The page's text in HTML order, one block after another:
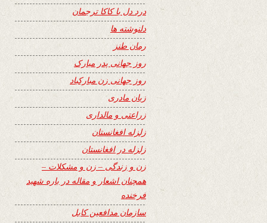
درد دل با کاکا ترجمان
دلنوشته ها
رمان طنز
روز جهانی پدر مبارک
روز جهانی زن مبارکباد
زبان مادری
زراعتی و مالداری
زلزله افغانستان
زلزله در افغانستان
زن و زندگی – زن و مشکلات –
همچنان اشعار و مقاله در باره شهید
فرخنده
سازمان مدافعین کابل